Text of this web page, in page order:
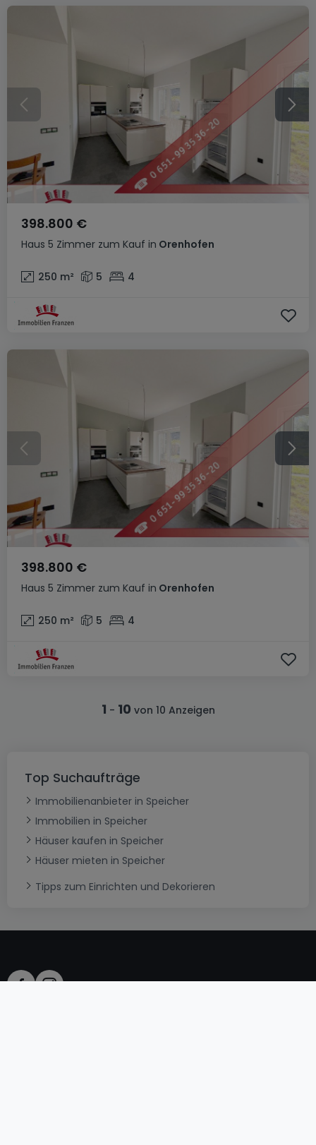
Haus 5 Zimmer zum Kauf in Orenhofen
398.800 €
250 m² 5 4
Haus 5 Zimmer zum Kauf in Orenhofen
398.800 €
250 m² 5 4
1 - 10 von 10 Anzeigen
Top Suchaufträge
Immobilienanbieter in Speicher
Immobilien in Speicher
Häuser kaufen in Speicher
Häuser mieten in Speicher
Tipps zum Einrichten und Dekorieren